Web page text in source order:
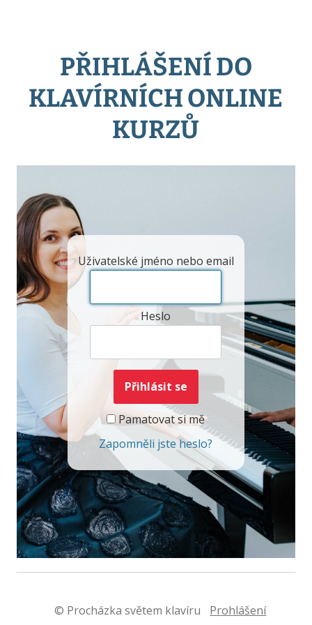
PŘIHLÁŠENÍ DO
KLAVÍRNÍCH ONLINE
KURZŮ
Uživatelské jméno nebo email
Heslo
Pamatovat si mě
Zapomněli jste heslo?
© Procházka světem klavíru Prohlášení